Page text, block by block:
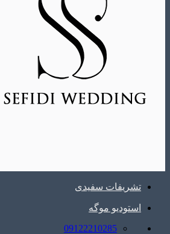
تشریفات سفیدی
استودیو موگه
09122210285